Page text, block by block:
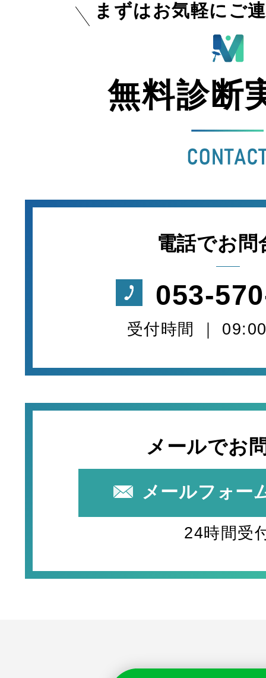
まずはお気軽にご
無料診断
電話でお問
053-
受付時間 ｜
メールでお
メールフォー
24時間受